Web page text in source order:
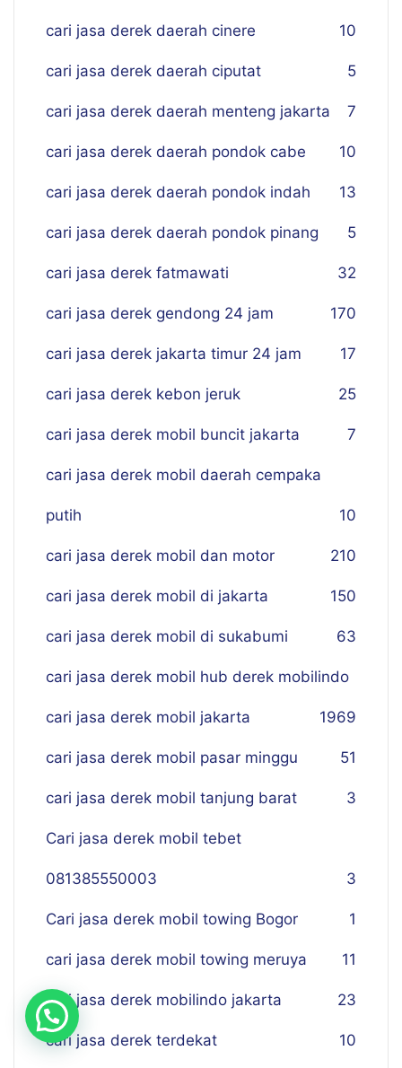
cari jasa derek daerah cinere 10
cari jasa derek daerah ciputat 5
cari jasa derek daerah menteng jakarta 7
cari jasa derek daerah pondok cabe 10
cari jasa derek daerah pondok indah 13
cari jasa derek daerah pondok pinang 5
cari jasa derek fatmawati 32
cari jasa derek gendong 24 jam 170
cari jasa derek jakarta timur 24 jam 17
cari jasa derek kebon jeruk 25
cari jasa derek mobil buncit jakarta 7
cari jasa derek mobil daerah cempaka
putih 10
cari jasa derek mobil dan motor 210
cari jasa derek mobil di jakarta 150
cari jasa derek mobil di sukabumi 63
cari jasa derek mobil hub derek mobilindo
69
cari jasa derek mobil jakarta 19
cari jasa derek mobil pasar minggu 51
cari jasa derek mobil tanjung barat 3
Cari jasa derek mobil tebet
081385550003 3
Cari jasa derek mobil towing Bogor 1
cari jasa derek mobil towing meruya 11
cari jasa derek mobilindo jakarta 23
cari jasa derek terdekat 10